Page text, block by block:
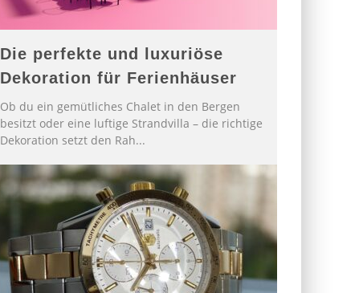
Die perfekte und luxuriöse
Dekoration für Ferienhäuser
Ob du ein gemütliches Chalet in den Bergen
besitzt oder eine luftige Strandvilla – die richtige
Dekoration setzt den Rah...